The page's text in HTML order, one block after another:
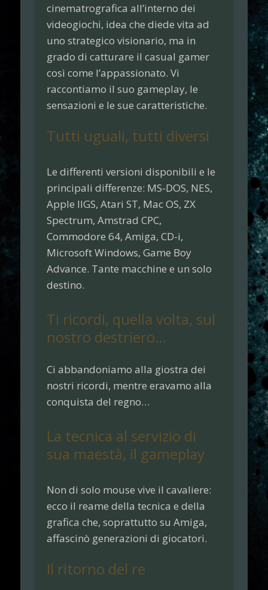
cinematrografica all’interno dei
videogiochi, idea che diede vita ad
uno strategico visionario, ma in
grado di catturare il casual gamer
così come l’appassionato. Vi
raccontiamo il suo gameplay, le
sensazioni e le sue caratteristiche.
Tutti uguali, tutti diversi
Le differenti versioni disponibili e le
principali differenze: MS-DOS, NES,
Apple IIGS, Atari ST, Mac OS, ZX
Spectrum, Amstrad CPC,
Commodore 64, Amiga, CD-i,
Microsoft Windows, Game Boy
Advance. Tante macchine e un solo
destino.
Ti ricordi, quella volta, sul
nostro destriero…
Ci abbandoniamo alla giostra dei
nostri ricordi, mentre eravamo alla
conquista del regno…
La tecnica al servizio di
sua maestà, il gameplay
Non di solo mouse vive il cavaliere:
ecco il reame della tecnica e della
grafica che, soprattutto su Amiga,
affascinò generazioni di giocatori.
Il ritorno del re